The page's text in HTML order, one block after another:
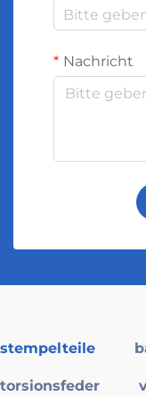
Nachricht
stempelteile
torsionsfeder